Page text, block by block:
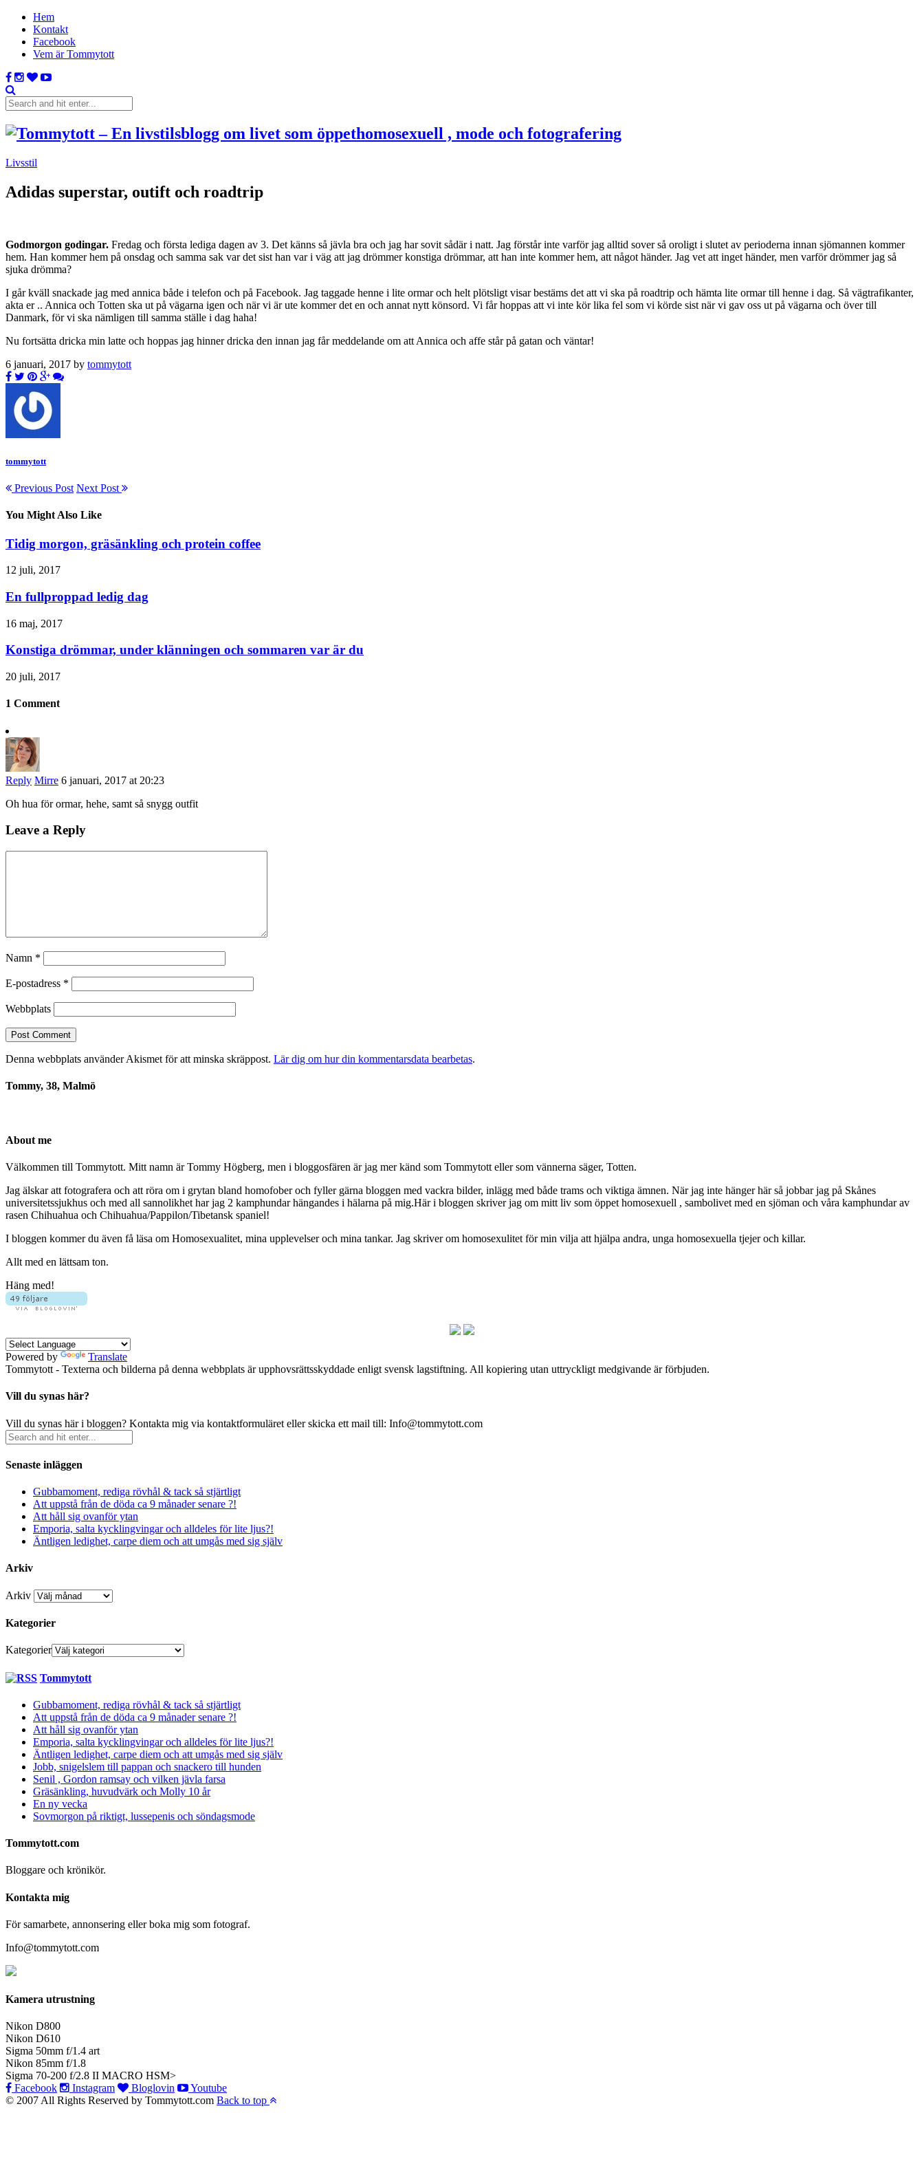
Hem
Kontakt
Facebook
Vem är Tommytott
Livsstil
Adidas superstar, outift och roadtrip
Godmorgon godingar. Fredag och första lediga dagen av 3. Det känns så jävla bra och jag har sovit sådär i natt. Jag förstår inte varför jag alltid sover så oroligt i slutet av perioderna innan sjömannen kommer
hem. Han kommer hem på onsdag och samma sak var det sist han var i väg att jag drömmer konstiga drömmar, att han inte kommer hem, att något händer. Jag vet att inget händer, men varför drömmer jag så
sjuka drömma?
I går kväll snackade jag med annica både i telefon och på Facebook. Jag taggade henne i lite ormar och helt plötsligt visar bestäms det att vi ska på roadtrip och hämta lite ormar till henne i dag. Så vägtrafikanter,
akta er .. Annica och Totten ska ut på vägarna igen och när vi är ute kommer det en och annat nytt könsord. Vi får hoppas att vi inte kör lika fel som vi körde sist när vi gav oss ut på vägarna och över till
Danmark, för vi ska nämligen till samma ställe i dag haha!
Nu fortsätta dricka min latte och hoppas jag hinner dricka den innan jag får meddelande om att Annica och affe står på gatan och väntar!
6 januari, 2017 by tommytott
tommytott
Previous Post Next Post
You Might Also Like
Tidig morgon, gräsänkling och protein coffee
12 juli, 2017
En fullproppad ledig dag
16 maj, 2017
Konstiga drömmar, under klänningen och sommaren var är du
20 juli, 2017
1 Comment
Reply Mirre 6 januari, 2017 at 20:23
Oh hua för ormar, hehe, samt så snygg outfit
Leave a Reply
Namn *
E-postadress *
Webbplats
Denna webbplats använder Akismet för att minska skräppost. Lär dig om hur din kommentarsdata bearbetas.
Tommy, 38, Malmö
About me
Välkommen till Tommytott. Mitt namn är Tommy Högberg, men i bloggosfären är jag mer känd som Tommytott eller som vännerna säger, Totten.
Jag älskar att fotografera och att röra om i grytan bland homofober och fyller gärna bloggen med vackra bilder, inlägg med både trams och viktiga ämnen. När jag inte hänger här så jobbar jag på Skånes
universitetssjukhus och med all sannolikhet har jag 2 kamphundar hängandes i hälarna på mig.Här i bloggen skriver jag om mitt liv som öppet homosexuell , sambolivet med en sjöman och våra kamphundar av
rasen Chihuahua och Chihuahua/Pappilon/Tibetansk spaniel!
I bloggen kommer du även få läsa om Homosexualitet, mina upplevelser och mina tankar. Jag skriver om homosexulitet för min vilja att hjälpa andra, unga homosexuella tjejer och killar.
Allt med en lättsam ton.
Häng med!
Powered by
Translate
Tommytott - Texterna och bilderna på denna webbplats är upphovsrättsskyddade enligt svensk lagstiftning. All kopiering utan uttryckligt medgivande är förbjuden.
Vill du synas här?
Vill du synas här i bloggen? Kontakta mig via kontaktformuläret eller skicka ett mail till: Info@tommytott.com
Senaste inläggen
Gubbamoment, rediga rövhål & tack så stjärtligt
Att uppstå från de döda ca 9 månader senare ?!
Att håll sig ovanför ytan
Emporia, salta kycklingvingar och alldeles för lite ljus?!
Äntligen ledighet, carpe diem och att umgås med sig själv
Arkiv
Arkiv
Kategorier
Kategorier
Tommytott
Gubbamoment, rediga rövhål & tack så stjärtligt
Att uppstå från de döda ca 9 månader senare ?!
Att håll sig ovanför ytan
Emporia, salta kycklingvingar och alldeles för lite ljus?!
Äntligen ledighet, carpe diem och att umgås med sig själv
Jobb, snigelslem till pappan och snackero till hunden
Senil , Gordon ramsay och vilken jävla farsa
Gräsänkling, huvudvärk och Molly 10 år
En ny vecka
Sovmorgon på riktigt, lussepenis och söndagsmode
Tommytott.com
Bloggare och krönikör.
Kontakta mig
För samarbete, annonsering eller boka mig som fotograf.
Info@tommytott.com
Kamera utrustning
Nikon D800
Nikon D610
Sigma 50mm f/1.4 art
Nikon 85mm f/1.8
Sigma 70-200 f/2.8 II MACRO HSM>
Facebook
Instagram Bloglovin
Youtube
© 2007 All Rights Reserved by Tommytott.com Back to top